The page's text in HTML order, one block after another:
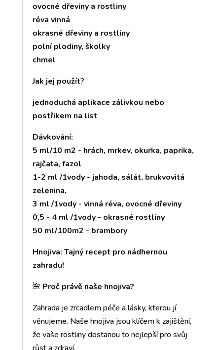
ovocné dřeviny a rostliny
réva vinná
okrasné dřeviny a rostliny
polní plodiny, školky
chmel
Jak jej použít?
jednoduchá aplikace zálivkou nebo
postřikem na list
Dávkování:
5 ml/10 m2 - hrách, mrkev, okurka, paprika,
rajčata, fazol
1-2 ml /1vody - jahoda, sálát, brukvovitá
zelenina,
3 ml /1vody - vinná réva, ovocné dřeviny
0,5 - 4 ml /1vody - okrasné rostliny
50 ml/100m2 - brambory
Hnojiva: Tajný recept pro nádhernou
zahradu!
🌺 Proč právě naše hnojiva?
Zahrada je zrcadlem péče a lásky, kterou jí
věnujeme. Naše hnojiva jsou klíčem k zajištění,
že vaše rostliny dostanou to nejlepší pro svůj